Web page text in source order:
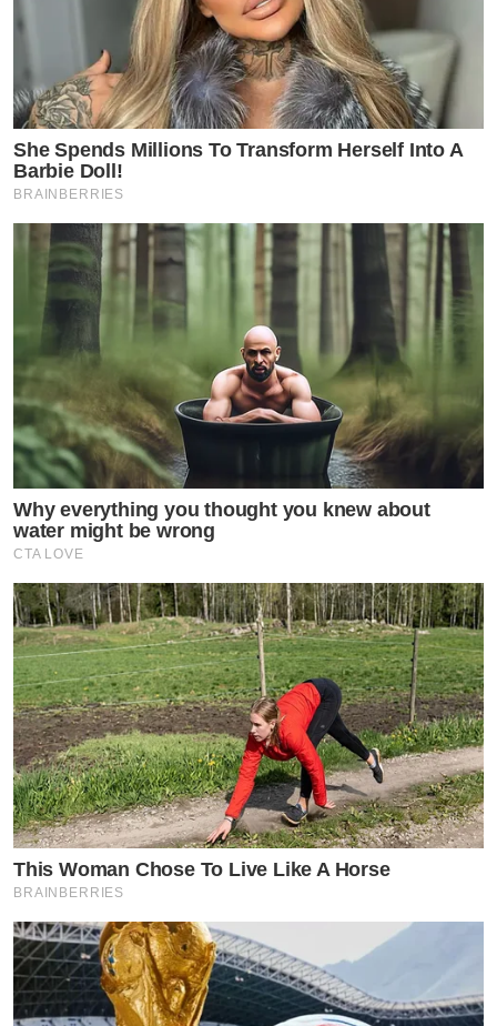
She Spends Millions To Transform Herself Into A
Barbie Doll!
BRAINBERRIES
Why everything you thought you knew about
water might be wrong
CTA LOVE
This Woman Chose To Live Like A Horse
BRAINBERRIES